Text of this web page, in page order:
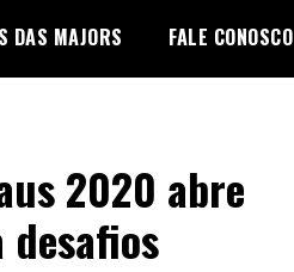
DAS MAJORS FALE CONOSCO
2020 abre